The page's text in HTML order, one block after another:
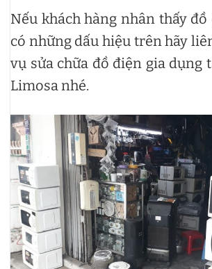
Nếu khách hàng nhân thấy
có những dấu hiệu trên hãy
vụ sửa chữa đồ điện gia dụng
Limosa nhé.